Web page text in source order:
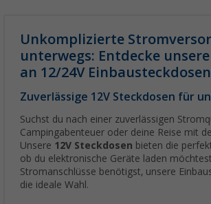
Unkomplizierte
unterwegs: Entdecke
an 12/24V
Zuverlässige 12V Steckdosen für
Suchst du nach einer zuverlässigen
Campingabenteuer oder deine Reise mit
Unsere 12V Steckdosen bieten die
ob du elektronische Geräte laden
Stromanschlüsse benötigst, unsere
die ideale Wahl.